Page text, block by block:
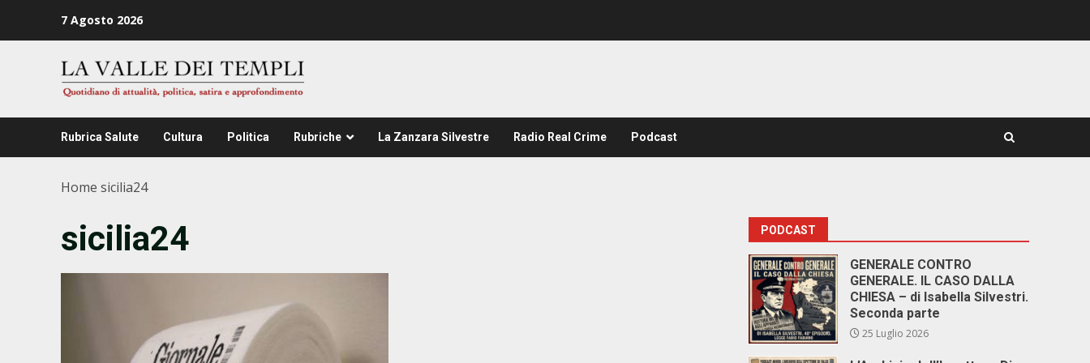
7 Agosto 2026
Rubrica Salute Cultura Politica Rubriche La Zanzara Silvestre Radio Real Crime Podcast
Home sicilia24
sicilia24 PODCAST
GENERALE CONTRO
GENERALE. IL CASO DALLA
CHIESA – di Isabella Silvestri.
Seconda parte
25 Luglio 2026